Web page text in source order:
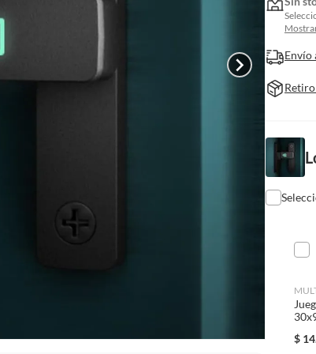
Envío
$